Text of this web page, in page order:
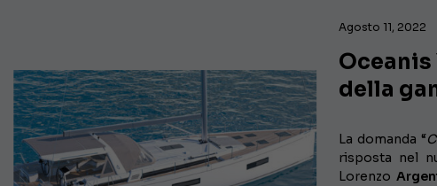
Agosto 11, 2022
della
La domanda “
risposta nel
Lorenzo